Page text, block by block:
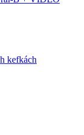
kefkách